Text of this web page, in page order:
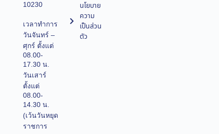
10230
เวลาทำการ
วันจันทร์ –
ศุกร์ ตั้งแต่
08.00-
17.30 น.
วันเสาร์
ตั้งแต่
08.00-
14.30 น.
(เว้นวันหยุด
ราชการ
นโยบาย
ความ
เป็นส่วน
ตัว